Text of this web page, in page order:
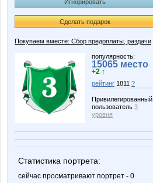
Игнорировать
Сделать подарок
Покупаем вместе: Сбор предоплаты, раздачи
популярность:
15065 место
+2 ↑
рейтинг 1811 ?
Привилегированный
пользователь 3
уровня
Статистика портрета:
сейчас просматривают портрет - 0